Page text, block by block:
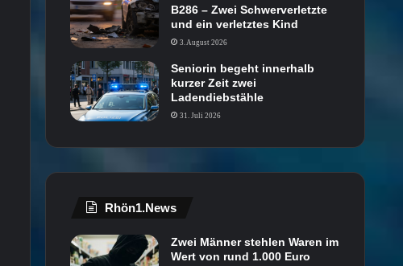
B286 – Zwei Schwerverletzte
und ein verletztes Kind
3. August 2026
Seniorin begeht innerhalb
kurzer Zeit zwei
Ladendiebstähle
31. Juli 2026
Rhön1.News
Zwei Männer stehlen Waren im
Wert von rund 1.000 Euro